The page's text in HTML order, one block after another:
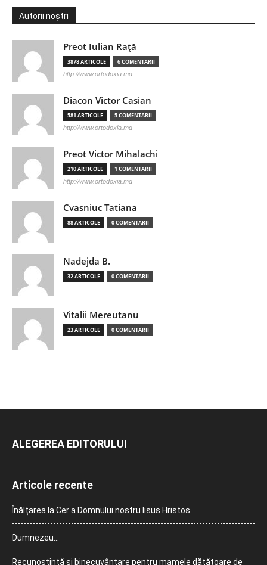
Autorii noștri
Preot Iulian Raţă
3878 ARTICOLE 6 COMENTARII
http://www.ortodoxia.md
Diacon Victor Casian
581 ARTICOLE 5 COMENTARII
http://www.ortodoxia.md
Preot Victor Mihalachi
210 ARTICOLE 1 COMENTARII
http://www.ortodoxia.md
Cvasniuc Tatiana
88 ARTICOLE 0 COMENTARII
Nadejda B.
32 ARTICOLE 0 COMENTARII
Vitalii Mereutanu
23 ARTICOLE 0 COMENTARII
ALEGEREA EDITORULUI
Articole recente
Înălțarea la Cer a Domnului nostru Iisus Hristos
Dumnezeu…
Recunoștință și binecuvântare pentru mamele dătătoare de